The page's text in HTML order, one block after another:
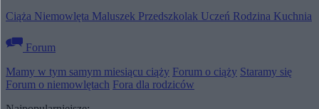
Ciąża Niemowlęta Maluszek Przedszkolak Uczeń Rodzina Kuchnia
Forum
Mamy w tym samym miesiącu ciąży Forum o ciąży Staramy się
Forum o niemowlętach Fora dla rodziców